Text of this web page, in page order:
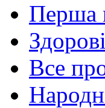
Перша
Все